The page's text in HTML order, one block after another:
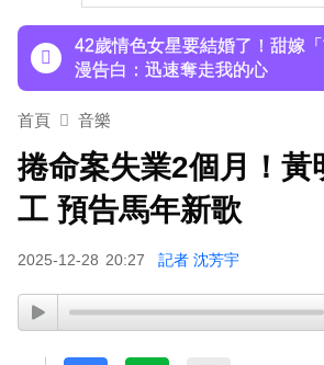
備賽狂操滿手繭
42歲情色女星要結婚了！甜嫁
漫告白：迅速奪走我的心
下載東森App，隨時掌握天下大
才連莊金鐘紅毯主持！夏和熙
備賽狂操滿手繭
首頁 音樂
捲命案失業2個月！黃
工 預告馬年新歌
2025-12-28 20:27 記者 沈芳宇